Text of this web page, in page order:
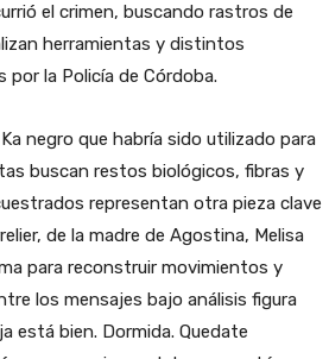
el crimen, buscando rastros de
herramientas y distintos
la Policía de Córdoba.
negro que habría sido utilizado para
buscan restos biológicos, fibras y
representan otra pieza clave
de la madre de Agostina, Melisa
para reconstruir movimientos y
los mensajes bajo análisis figura
está bien. Dormida. Quedate